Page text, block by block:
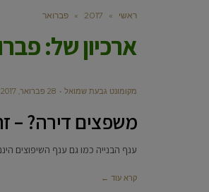
ראשי »
2017
» פברואר
ארכיון של:
מקומונט גבעת שמואל 28 פברואר, 2017
משפצים דירה? –
ענף הבנייה כמו גם ענף השיפוצים
קרא עוד ←